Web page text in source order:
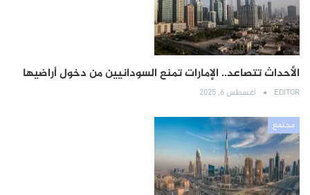
الأحداث تتصاعد.. الإمارات تمنع السودانيين من دخول أراضيها
EDITOR أغسطس 6, 2025
مجتمع